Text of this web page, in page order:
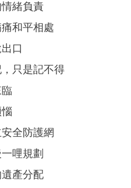
緒負責
和平相處
口
只是記不得
全防護網
哩規劃
產分配